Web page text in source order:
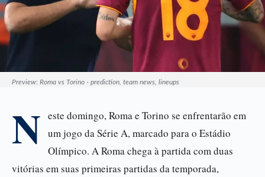
Preview: Roma vs Torino - prediction, team news, lineups
N este domingo, Roma e Torino se enfrentarão em
um jogo da Série A, marcado para o Estádio
Olímpico. A Roma chega à partida com duas
vitórias em suas primeiras partidas da temporada,